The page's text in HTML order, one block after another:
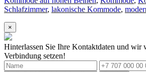
Schlafzimmer, lakonische Kommode,
×
Hinterlassen Sie Ihre Kontaktdaten und wir
Verbindung setzen!